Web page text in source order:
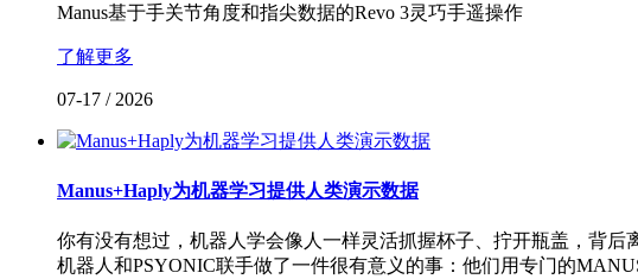
Manus基于手关节角度和指尖数据的Revo 3灵巧手遥操作
了解更多
07-17 / 2026
Manus+Haply为机器学习提供人类演示数据
你有没有想过，机器人学会像人一样灵活抓握杯子、拧开瓶盖，背
机器人和PSYONIC联手做了一件很有意义的事：他们用专门的